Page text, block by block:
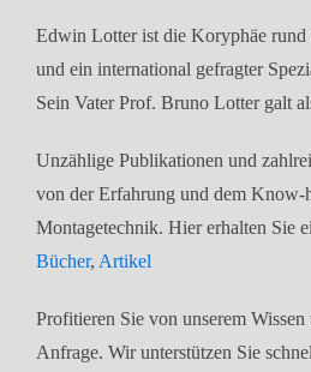
Edwin Lotter ist die Koryphäe
und ein international gefragter
Sein Vater Prof. Bruno Lotter galt
Unzählige Publikationen und
von der Erfahrung und dem
Montagetechnik. Hier erhalten Sie
Bücher, Artikel
Profitieren Sie von unserem Wissen
Anfrage. Wir unterstützen Sie